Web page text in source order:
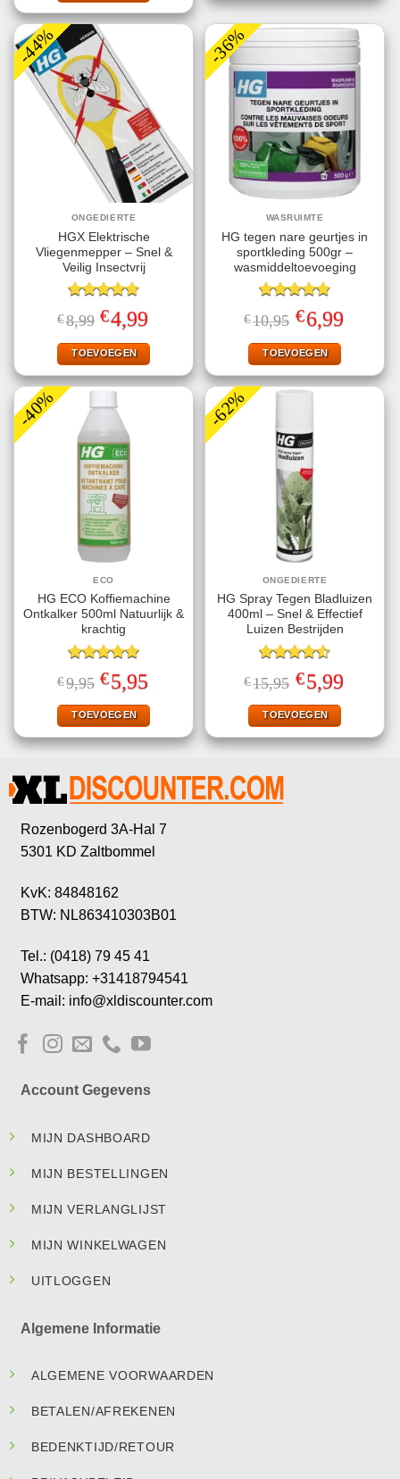
-44%
ONGEDIERTE
HGX Elektrische
Vliegenmepper – Snel &
Veilig Insectvrij
Gewaardeerd
4.70uit 5
€8,99 Oorspronkelijke
prijs
was:
€8,99.
€4,99
is:
€4,99.
TOEVOEGEN
-36%
WASRUIMTE
HG tegen nare geurtjes in
sportkleding 500gr –
wasmiddeltoevoeging
Gewaardeerd
4.89uit 5
€10,95 Oorspronkelijke
prijs
was:
€10,95.
€6,99Huidige
prijs
TOEVOEGEN
-40%
ECO
HG ECO Koffiemachine
Ontkalker 500ml Natuurlijk &
krachtig
Gewaardeerd
5.00uit 5
€9,95 Oorspronkelijke
prijs
was:
€9,95.
€5,95
is:
€5,95.
TOEVOEGEN
-62%
ONGEDIERTE
HG Spray Tegen Bladluizen
400ml – Snel & Effectief
Luizen Bestrijden
Gewaardeerd
4.56uit 5
€15,95 Oorspronkelijke
prijs
was:
€15,95.
€5,99Huidige
prijs
TOEVOEGEN
Rozenbogerd 3A-Hal 7
5301 KD Zaltbommel
KvK: 84848162
BTW: NL863410303B01
Tel.: (0418) 79 45 41
Whatsapp: +31418794541
E-mail: info@xldiscounter.com
Account Gegevens
MIJN DASHBOARD
MIJN BESTELLINGEN
MIJN VERLANGLIJST
MIJN WINKELWAGEN
UITLOGGEN
Algemene Informatie
ALGEMENE VOORWAARDEN
BETALEN/AFREKENEN
BEDENKTIJD/RETOUR